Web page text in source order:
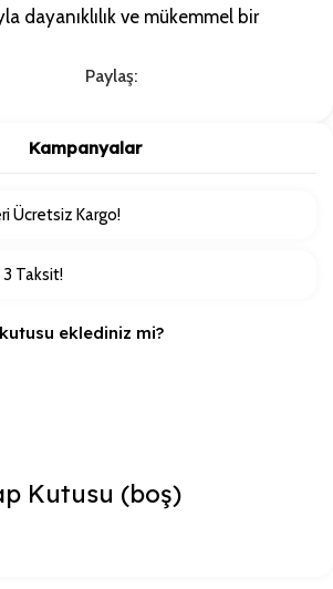
dayanıklılık ve mükemmel bir
Paylaş:
Kampanyalar
Ücretsiz Kargo!
3 Taksit!
eklediniz mi?
Kutusu (boş)